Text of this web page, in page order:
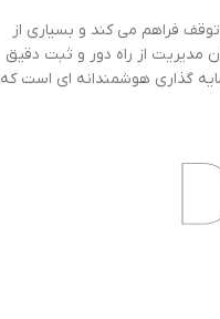
فراهم می کند و بسیاری از
مدیریت از راه دور و ثبت دقیق
گذاری هوشمندانه ای است که